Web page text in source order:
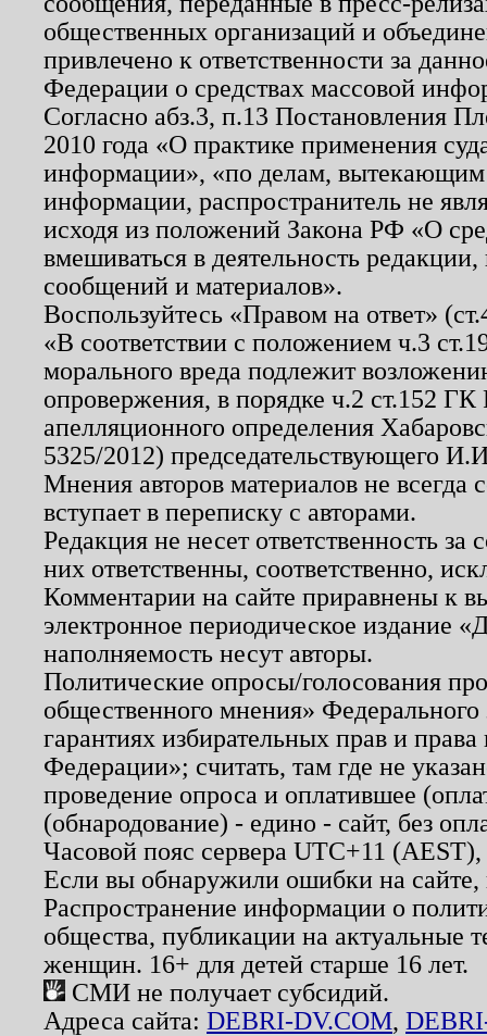
общественных организаций и
привлечено к ответственности за
Федерации о средствах массовой
Согласно абз.3, п.13 Постановления
2010 года «О практике применения
информации», «по делам, вытекающим
информации, распространитель не
исходя из положений Закона РФ «О
вмешиваться в деятельность
сообщений и материалов».
Воспользуйтесь «Правом на ответ»
«В соответствии с положением ч.3
морального вреда подлежит
опровержения, в порядке ч.2 ст.152
апелляционного определения
5325/2012) председательствующего
Мнения авторов материалов не
вступает в переписку с авторами.
Редакция не несет ответственность
них ответственны, соответственно,
Комментарии на сайте приравнены к
электронное периодическое издание
наполняемость несут авторы.
Политические опросы/голосования
общественного мнения»
гарантиях избирательных прав и
Федерации»; считать, там где не
проведение опроса и оплатившее
(обнародование) - едино - сайт, без
Часовой пояс сервера UTC+11
Если вы обнаружили ошибки на
Распространение информации о
общества, публикации на актуальные
женщин. 16+ для детей старше 16 лет.
СМИ не получает субсидий.
Адреса сайта: DEBRI-DV.COM,